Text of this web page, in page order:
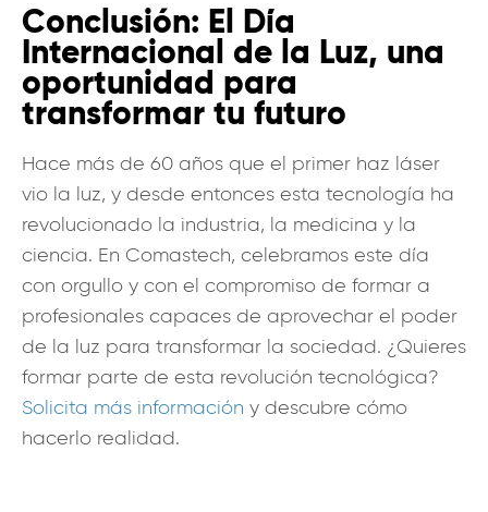
Conclusión: El Día
Internacional de la Luz, una
oportunidad para
transformar tu futuro
Hace más de 60 años que el primer haz láser
vio la luz, y desde entonces esta tecnología ha
revolucionado la industria, la medicina y la
ciencia. En Comastech, celebramos este día
con orgullo y con el compromiso de formar a
profesionales capaces de aprovechar el poder
de la luz para transformar la sociedad. ¿Quieres
formar parte de esta revolución tecnológica?
Solicita más información y descubre cómo
hacerlo realidad.